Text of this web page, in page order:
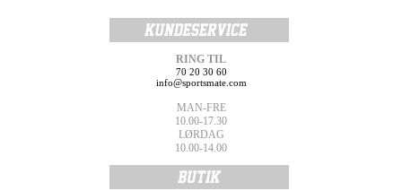
RING TIL
70 20 30 60
info@sportsmate.com
MAN-FRE
10.00-17.30
LØRDAG
10.00-14.00